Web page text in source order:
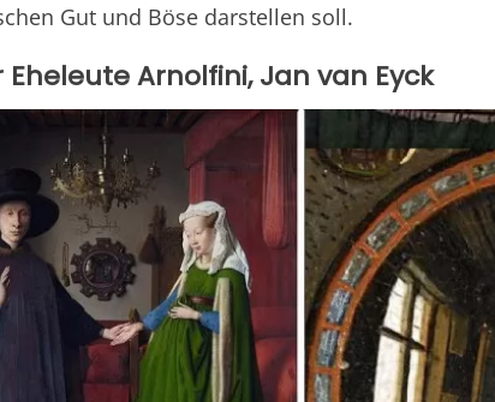
Gut und Böse darstellen soll.
Eheleute Arnolfini, Jan van Eyck